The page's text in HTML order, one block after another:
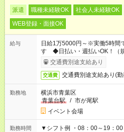
派遣 職種未経験OK 社会人未経験OK
WEB登録・面接OK
給与
日給1万5000円～※実働5時間
す ◆日払い・週払いOK！（
異なります
交通費別途支給あり
交通費 交通費別途支給あり(
勤務地
横浜市青葉区
青葉台駅
/ 市が尾駅
イベント会場
勤務時間
▼シフト例 ・08：00～19：